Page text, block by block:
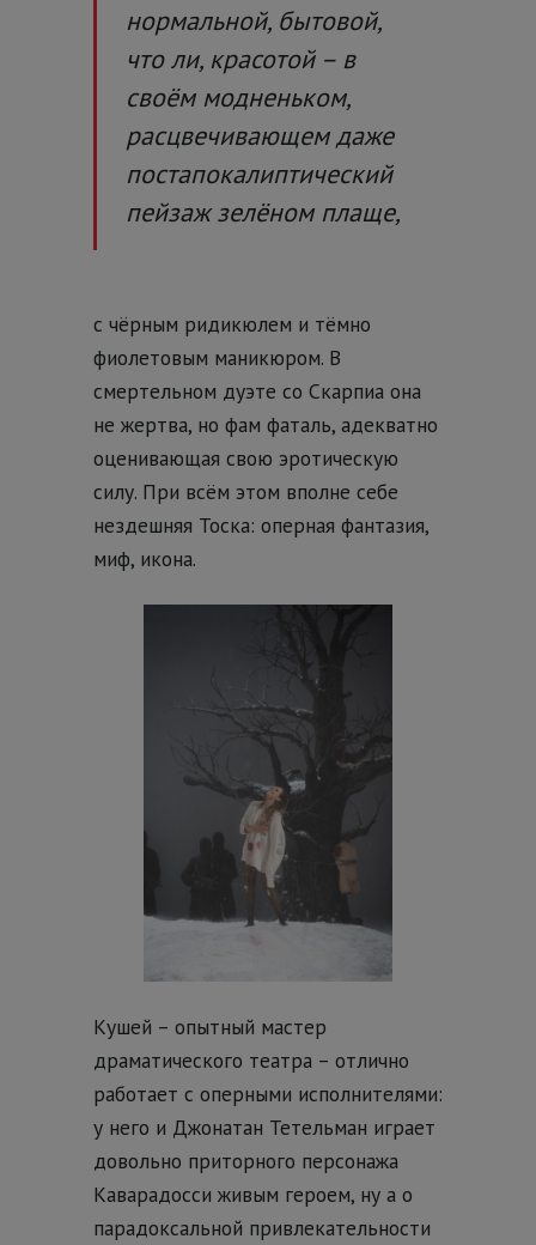
нормальной, бытовой,
что ли, красотой – в
своём модненьком,
расцвечивающем даже
постапокалиптический
пейзаж зелёном плаще,
с чёрным ридикюлем и тёмно
фиолетовым маникюром. В
смертельном дуэте со Скарпиа она
не жертва, но фам фаталь, адекватно
оценивающая свою эротическую
силу. При всём этом вполне себе
нездешняя Тоска: оперная фантазия,
миф, икона.
Кушей – опытный мастер
драматического театра – отлично
работает с оперными исполнителями:
у него и Джонатан Тетельман играет
довольно приторного персонажа
Каварадосси живым героем, ну а о
парадоксальной привлекательности